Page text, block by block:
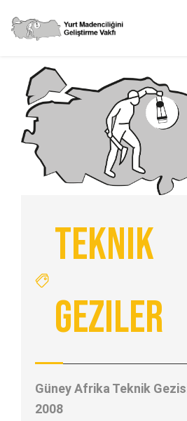
Teknik
Geziler
Güney Afrika Teknik
2008